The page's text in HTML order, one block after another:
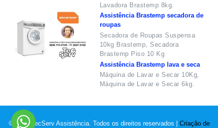
Lavadora Brastemp 8kg.
Assistência Brastemp secadora de
roupas
Secadora de Roupas Suspensa
10kg Brastemp, Secadora
Brastemp Piso 10 Kg
Assistência Brastemp lava e seca
Máquina de Lavar e Secar 10Kg,
Máquina de Lavar e Secar 6kg.
© 2022 TecServ Assistência. Todos os direitos reservados | Criação de